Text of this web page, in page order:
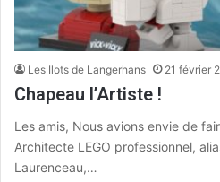
Les Ilots de Langerhans 21 février
Chapeau l’Artiste !
Les amis, Nous avions envie de
Architecte LEGO professionnel,
Laurenceau,…